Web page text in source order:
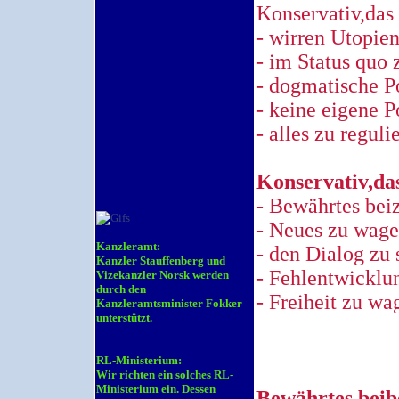
Kanzleramt:
Kanzler Stauffenberg und
Vizekanzler Norsk werden
durch den
Kanzleramtsminister Fokker
unterstützt.
RL-Ministerium:
Wir richten ein solches RL-
Ministerium ein. Dessen
- wirren
- im Status quo
- dogmatische
- keine eigene
- alles zu
- Bewährtes
- Neues zu
- den Dialog zu
-
- Freiheit zu